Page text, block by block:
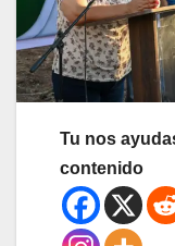
Tu nos
contenido